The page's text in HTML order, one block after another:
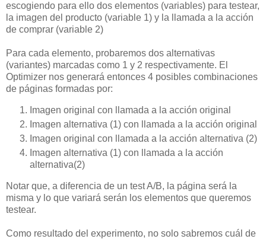
escogiendo para ello dos elementos (variables) para testear,
la imagen del producto (variable 1) y la llamada a la acción
de comprar (variable 2)
Para cada elemento, probaremos dos alternativas
(variantes) marcadas como 1 y 2 respectivamente. El
Optimizer nos generará entonces 4 posibles combinaciones
de páginas formadas por:
Imagen original con llamada a la acción original
Imagen alternativa (1) con llamada a la acción original
Imagen original con llamada a la acción alternativa (2)
Imagen alternativa (1) con llamada a la acción
alternativa(2)
Notar que, a diferencia de un test A/B, la página será la
misma y lo que variará serán los elementos que queremos
testear.
Como resultado del experimento, no solo sabremos cuál de